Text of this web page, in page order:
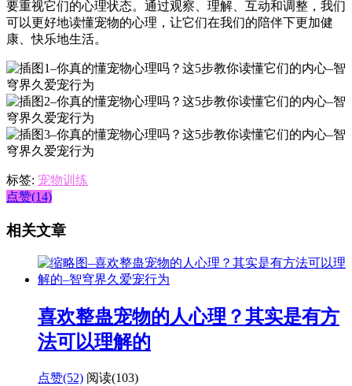
要重视它们的心理状态。通过观察、理解、互动和调整，我们
可以更好地读懂宠物的心理，让它们在我们的陪伴下更加健
康、快乐地生活。
标签: 宠物训练
点赞(14)
相关文章
喜欢整蛊宠物的人心理？其实是有方
法可以理解的
点赞(52) 阅读(103)